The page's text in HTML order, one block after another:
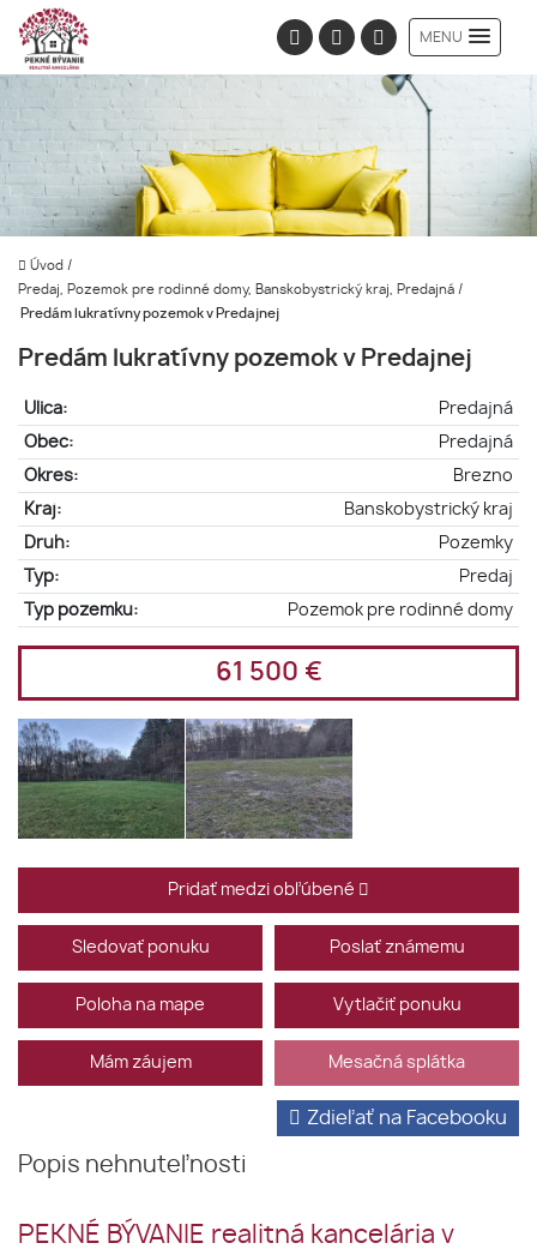
MENU
Úvod /
Predaj, Pozemok pre rodinné domy, Banskobystrický kraj, Predajná /
Predám lukratívny pozemok v Predajnej
Predám lukratívny pozemok v Predajnej
Ulica:
Predajná
Obec:
Predajná
Okres:
Brezno
Kraj:
Banskobystrický kraj
Druh:
Pozemky
Typ:
Predaj
Typ pozemku:
Pozemok pre rodinné domy
61 500 €
Pridať medzi obľúbené
Sledovať ponuku Poslať známemu
Poloha na mape Vytlačiť ponuku
Mám záujem Mesačná splátka
Popis nehnuteľnosti
Zdieľať na Facebooku
PEKNÉ BÝVANIE realitná kancelária v